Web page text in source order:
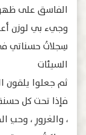
ﺍﻟﻔﺎﺳﻖ ﻋﻠﻰ
ﻭﺟﻲﺀ ﺑﻲ ﻟﻮﺯﻥ
ﺳِﺠﻼ‌ﺕُ ﺣﺴﻨﺎﺗﻲ
ﺍﻟﺴﻴﺌﺎﺕ
ﺛﻢ ﺟﻌﻠﻮﺍ ﻳﻠﻘﻮﻥ
ﻓﺈﺫﺍ ﺗﺤﺖ ﻛﻞ
، ﻭﺍﻟﻐﺮﻭﺭِ ،